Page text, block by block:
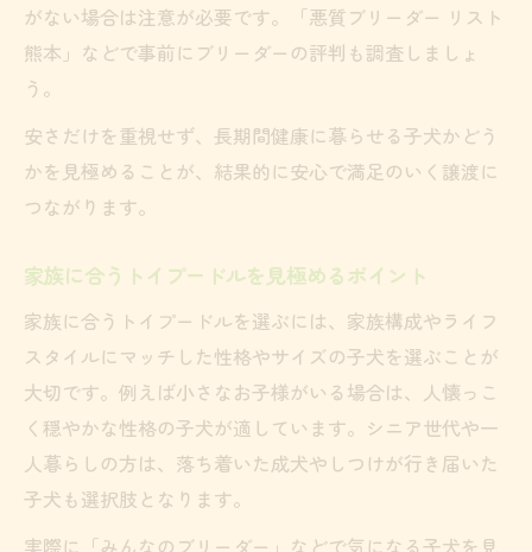
がない場合は注意が必要です。「悪質ブリーダー リスト
熊本」などで事前にブリーダーの評判も調査しましょ
う。
安さだけを重視せず、長期間健康に暮らせる子犬かどう
かを見極めることが、結果的に安心で満足のいく譲渡に
つながります。
家族に合うトイプードルを見極めるポイント
家族に合うトイプードルを選ぶには、家族構成やライフ
スタイルにマッチした性格やサイズの子犬を選ぶことが
大切です。例えば小さなお子様がいる場合は、人懐っこ
く穏やかな性格の子犬が適しています。シニア世代や一
人暮らしの方は、落ち着いた成犬やしつけが行き届いた
子犬も選択肢となります。
実際に「みんなのブリーダー」などで気になる子犬を見